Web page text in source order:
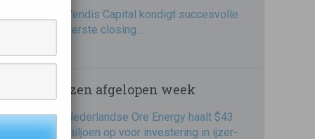
Vendis Capital kondigt succesvolle
eerste closing…
Meest gelezen afgelopen week
Nederlandse Ore Energy haalt $43
miljoen op voor investering in ijzer-